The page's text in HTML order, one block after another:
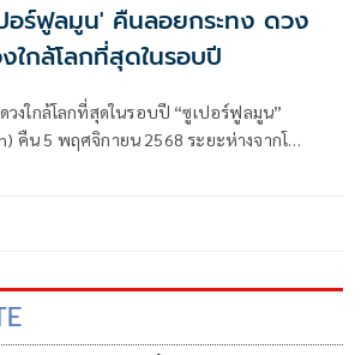
อร์ฟูลมูน' คืนลอยกระทง ดวง
ใกล้โลกที่สุดในรอบปี
วงใกล้โลกที่สุดในรอบปี “ซูเปอร์ฟูลมูน”
คืน 5 พฤศจิกายน 2568 ระยะห่างจากโลก